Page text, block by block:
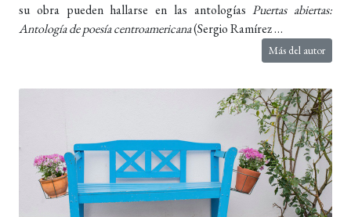
su obra pueden hallarse en las antologíasPuertas abiertas:
Antología de poesía centroamericana(Sergio Ramírez …
Más del autor